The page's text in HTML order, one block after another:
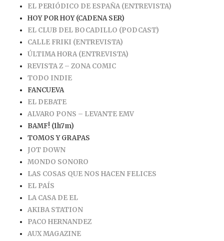
EL PERIÓDICO DE ESPAÑA (ENTREVISTA)
HOY POR HOY (CADENA SER)
EL CLUB DEL BOCADILLO (PODCAST)
CALLE FRIKI (ENTREVISTA)
ÚLTIMA HORA (ENTREVISTA)
REVISTA Z – ZONA COMIC
TODO INDIE
FANCUEVA
EL DEBATE
ALVARO PONS – LEVANTE EMV
BAMF! (1h7m)
TOMOS Y GRAPAS
JOT DOWN
MONDO SONORO
LAS COSAS QUE NOS HACEN FELICES
EL PAÍS
LA CASA DE EL
AKIBA STATION
PACO HERNANDEZ
AUX MAGAZINE